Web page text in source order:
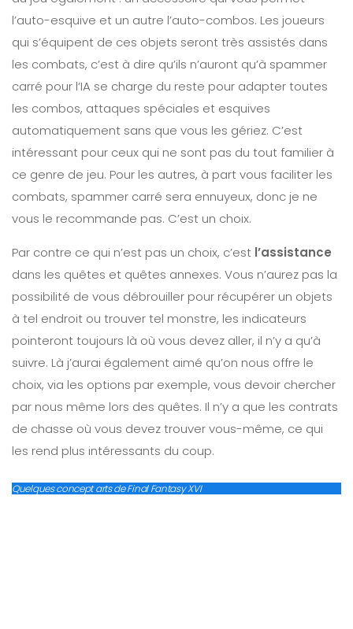
l’auto-esquive et un autre l’auto-combos. Les joueurs
qui s’équipent de ces objets seront très assistés dans
les combats, c’est à dire qu’ils n’auront qu’à spammer
carré pour l’IA se charge du reste pour adapter toutes
les combos, attaques spéciales et esquives
automatiquement sans que vous les gériez. C’est
intéressant pour ceux qui ne sont pas du tout familier à
ce genre de jeu. Pour les autres, à part vous faciliter les
combats, spammer carré sera ennuyeux, donc je ne
vous le recommande pas. C’est un choix.
Par contre ce qui n’est pas un choix, c’est l’assistance
dans les quêtes et quêtes annexes. Vous n’aurez pas la
possibilité de vous débrouiller pour récupérer un objets
à tel endroit ou trouver tel monstre, les indicateurs
pointeront toujours là où vous devez aller, il n’y a qu’à
suivre. Là j’aurai également aimé qu’on nous offre le
choix, via les options par exemple, vous devoir chercher
par nous même lors des quêtes. Il n’y a que les contrats
de chasse où vous devez trouver vous-même, ce qui
les rend plus intéressants du coup.
Quelques concept arts de Final Fantasy XVI